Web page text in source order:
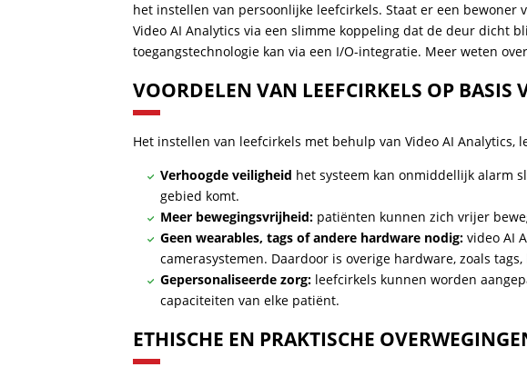
het instellen van persoonlijke leefcirkels. Staat er een bewoner
Video AI Analytics via een slimme koppeling dat de deur dicht
toegangstechnologie kan via een I/O-integratie. Meer weten
VOORDELEN VAN LEEFCIRKELS OP BASIS
Het instellen van leefcirkels met behulp van Video AI Analytics,
Verhoogde veiligheid het systeem kan onmiddellijk alarm
gebied komt.
Meer bewegingsvrijheid: patiënten kunnen zich vrijer
Geen wearables, tags of andere hardware nodig:video AI
camerasystemen. Daardoor is overige hardware, zoals
Gepersonaliseerde zorg: leefcirkels kunnen worden
capaciteiten van elke patiënt.
ETHISCHE EN PRAKTISCHE